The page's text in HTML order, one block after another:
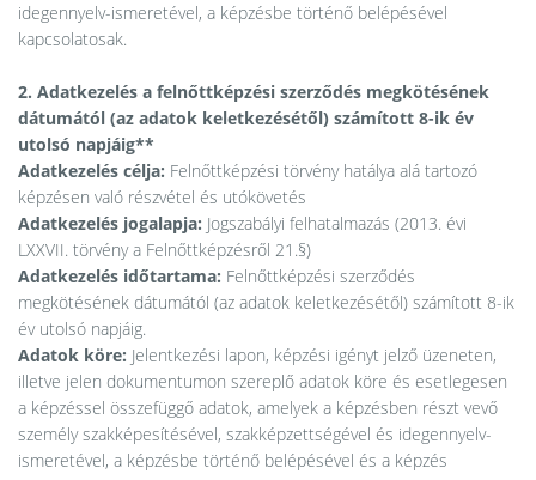
idegennyelv-ismeretével, a képzésbe történő belépésével
kapcsolatosak.
2. Adatkezelés a felnőttképzési szerződés megkötésének
dátumától (az adatok keletkezésétől) számított 8-ik év
utolsó napjáig**
Adatkezelés célja: Felnőttképzési törvény hatálya alá tartozó
képzésen való részvétel és utókövetés
Adatkezelés jogalapja: Jogszabályi felhatalmazás (2013. évi
LXXVII. törvény a Felnőttképzésről 21.§)
Adatkezelés időtartama: Felnőttképzési szerződés
megkötésének dátumától (az adatok keletkezésétől) számított 8-ik
év utolsó napjáig.
Adatok köre: Jelentkezési lapon, képzési igényt jelző üzeneten,
illetve jelen dokumentumon szereplő adatok köre és esetlegesen
a képzéssel összefüggő adatok, amelyek a képzésben részt vevő
személy szakképesítésével, szakképzettségével és idegennyelv-
ismeretével, a képzésbe történő belépésével és a képzés